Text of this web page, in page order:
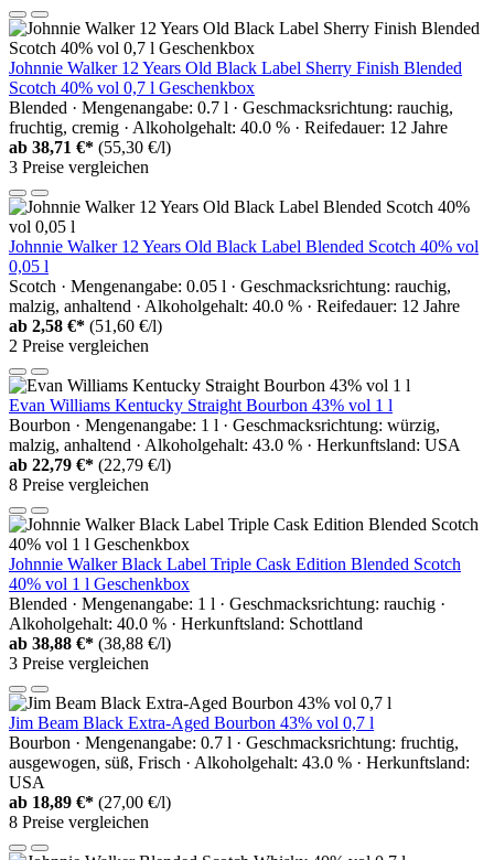
Johnnie Walker 12 Years Old Black Label Sherry Finish Blended
Scotch 40% vol 0,7 l Geschenkbox
Blended · Mengenangabe: 0.7 l · Geschmacksrichtung: rauchig,
fruchtig, cremig · Alkoholgehalt: 40.0 % · Reifedauer: 12 Jahre
ab 38,71 €* (55,30 €/l)
3 Preise vergleichen
Johnnie Walker 12 Years Old Black Label Blended Scotch 40% vol
0,05 l
Scotch · Mengenangabe: 0.05 l · Geschmacksrichtung: rauchig,
malzig, anhaltend · Alkoholgehalt: 40.0 % · Reifedauer: 12 Jahre
ab 2,58 €* (51,60 €/l)
2 Preise vergleichen
Evan Williams Kentucky Straight Bourbon 43% vol 1 l
Bourbon · Mengenangabe: 1 l · Geschmacksrichtung: würzig,
malzig, anhaltend · Alkoholgehalt: 43.0 % · Herkunftsland: USA
ab 22,79 €* (22,79 €/l)
8 Preise vergleichen
Johnnie Walker Black Label Triple Cask Edition Blended Scotch
40% vol 1 l Geschenkbox
Blended · Mengenangabe: 1 l · Geschmacksrichtung: rauchig ·
Alkoholgehalt: 40.0 % · Herkunftsland: Schottland
ab 38,88 €* (38,88 €/l)
3 Preise vergleichen
Jim Beam Black Extra-Aged Bourbon 43% vol 0,7 l
Bourbon · Mengenangabe: 0.7 l · Geschmacksrichtung: fruchtig,
ausgewogen, süß, Frisch · Alkoholgehalt: 43.0 % · Herkunftsland:
USA
ab 18,89 €* (27,00 €/l)
8 Preise vergleichen